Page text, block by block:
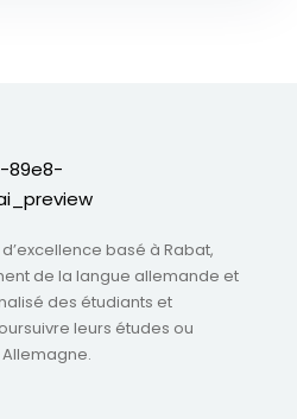
basé à Rabat,
de la langue allemande et
des étudiants et
leurs études ou